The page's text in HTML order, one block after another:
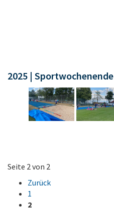
2025 | Sportwochenende
Seite 2 von 2
Zurück
1
2